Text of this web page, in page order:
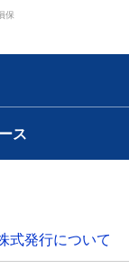
保
ス
式発行について